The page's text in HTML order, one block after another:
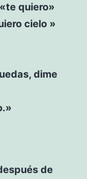
quiero»
cielo »
dime
de